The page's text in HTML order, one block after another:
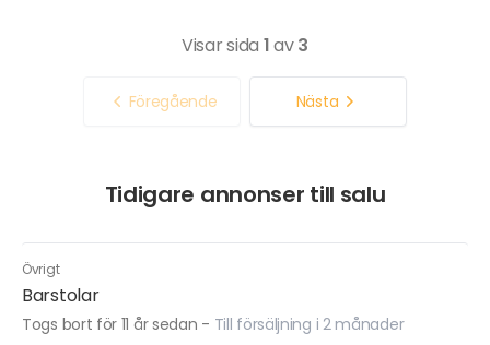
Visar sida 1av3
Föregående Nästa
Tidigare annonser till salu
Övrigt
Barstolar
Togs bort för 11 år sedan - Till försäljning i 2 månader